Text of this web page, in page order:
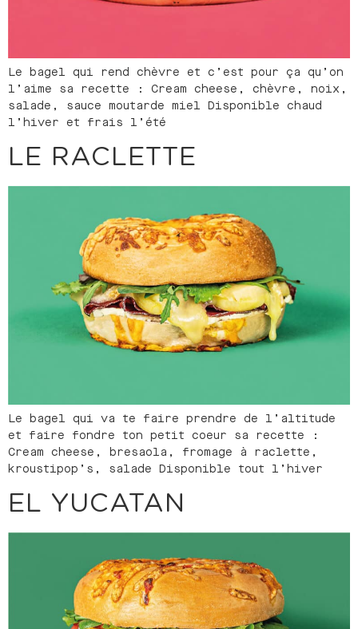
Le bagel qui rend chèvre et c’est pour ça qu’on
l’aime sa recette : Cream cheese, chèvre, noix,
salade, sauce moutarde miel Disponible chaud
l’hiver et frais l’été
LE RACLETTE
Le bagel qui va te faire prendre de l’altitude
et faire fondre ton petit coeur sa recette :
Cream cheese, bresaola, fromage à raclette,
kroustipop’s, salade Disponible tout l’hiver
EL YUCATAN